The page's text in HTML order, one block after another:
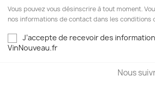
Vous pouvez vous désinscrire à tout moment.
nos informations de contact dans les conditions
J’accepte de recevoir des
VinNouveau.fr
Nous